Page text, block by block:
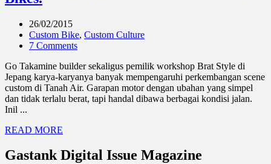
26/02/2015
Custom Bike, Custom Culture
7 Comments
Go Takamine builder sekaligus pemilik workshop Brat Style di
Jepang karya-karyanya banyak mempengaruhi perkembangan scene
custom di Tanah Air. Garapan motor dengan ubahan yang simpel
dan tidak terlalu berat, tapi handal dibawa berbagai kondisi jalan.
Inil ...
READ MORE
Gastank Digital Issue Magazine